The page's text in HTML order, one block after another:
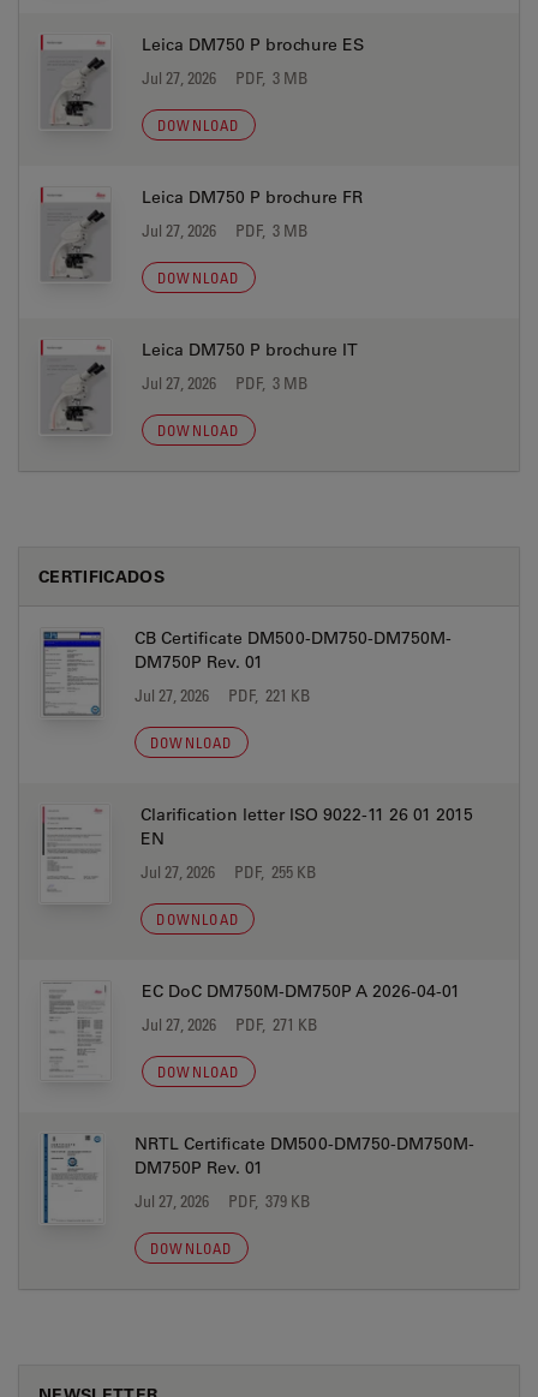
Leica DM750 P brochure ES
Jul 27, 2026 PDF, 3 MB
DOWNLOAD
Leica DM750 P brochure FR
Jul 27, 2026 PDF, 3 MB
DOWNLOAD
Leica DM750 P brochure IT
Jul 27, 2026 PDF, 3 MB
DOWNLOAD
CERTIFICADOS
CB Certificate DM500-DM750-DM750M-
DM750P Rev. 01
Jul 27, 2026 PDF, 221 KB
DOWNLOAD
Clarification letter ISO 9022-11 26 01 2015
EN
Jul 27, 2026 PDF, 255 KB
DOWNLOAD
EC DoC DM750M-DM750P A 2026-04-01
Jul 27, 2026 PDF, 271 KB
DOWNLOAD
NRTL Certificate DM500-DM750-DM750M-
DM750P Rev. 01
Jul 27, 2026 PDF, 379 KB
DOWNLOAD